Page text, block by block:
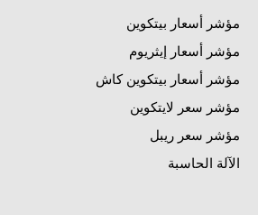
مؤشر أسعار بيتكوين
مؤشر أسعار إيثريوم
مؤشر أسعار بيتكوين كاش
مؤشر سعر لايتكوين
مؤشر سعر ريبل
الآلة الحاسبة